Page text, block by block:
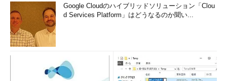
Google Cloudのハイブリッドソリューション「Clou
d Services Platform」はどうなるのか聞い...